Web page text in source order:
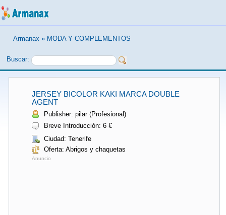
Armanax » MODA Y COMPLEMENTOS
Buscar:
JERSEY BICOLOR KAKI MARCA DOUBLE
AGENT
Publisher: pilar (Profesional)
Breve Introducción: 6 €
Ciudad: Tenerife
Oferta: Abrigos y chaquetas
Anuncio